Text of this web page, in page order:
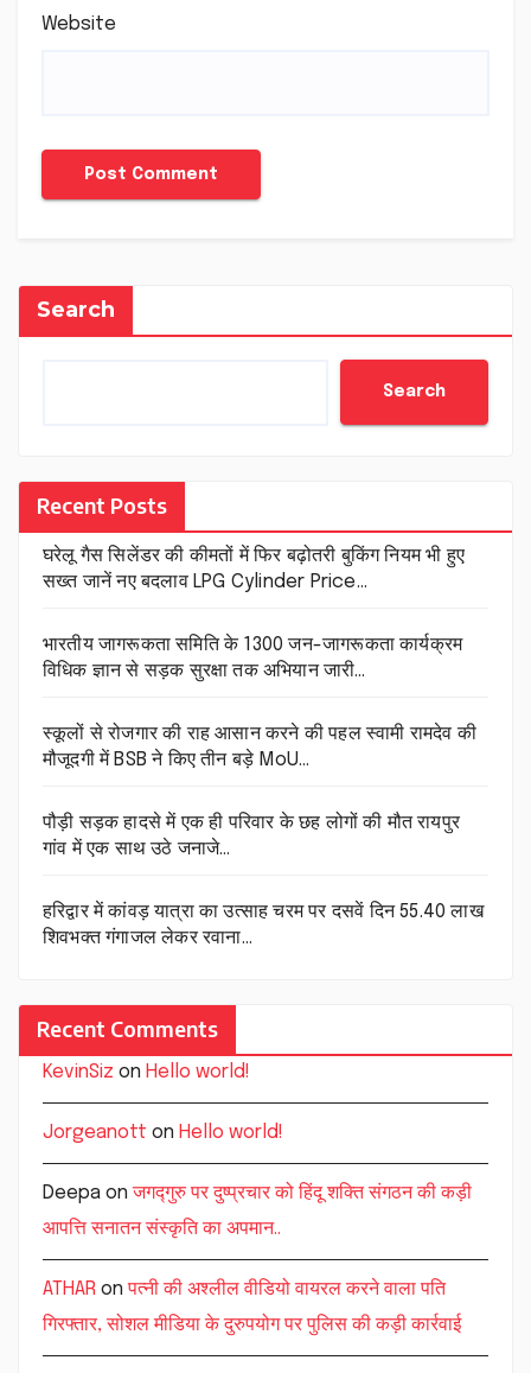
Website
Search
Search
Recent Posts
घरेलू गैस सिलेंडर की कीमतों में फिर बढ़ोतरी बुकिंग नियम भी हुए
सख्त जानें नए बदलाव LPG Cylinder Price…
भारतीय जागरूकता समिति के 1300 जन-जागरूकता कार्यक्रम
विधिक ज्ञान से सड़क सुरक्षा तक अभियान जारी…
स्कूलों से रोजगार की राह आसान करने की पहल स्वामी रामदेव की
मौजूदगी में BSB ने किए तीन बड़े MoU…
पौड़ी सड़क हादसे में एक ही परिवार के छह लोगों की मौत रायपुर
गांव में एक साथ उठे जनाजे…
हरिद्वार में कांवड़ यात्रा का उत्साह चरम पर दसवें दिन 55.40 लाख
शिवभक्त गंगाजल लेकर रवाना…
Recent Comments
KevinSiz on Hello world!
Jorgeanott on Hello world!
Deepa onजगद्गुरु पर दुष्प्रचार को हिंदू शक्ति संगठन की कड़ी
आपत्ति सनातन संस्कृति का अपमान..
ATHAR onपत्नी की अश्लील वीडियो वायरल करने वाला पति
गिरफ्तार, सोशल मीडिया के दुरुपयोग पर पुलिस की कड़ी कार्रवाई